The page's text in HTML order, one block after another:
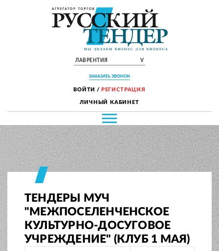
ЛАВРЕНТИЯ V
ЗАКАЗАТЬ ЗВОНОК
ВОЙТИ / РЕГИСТРАЦИЯ
ЛИЧНЫЙ КАБИНЕТ
ТЕНДЕРЫ МУЧ
"МЕЖПОСЕЛЕНЧЕНСКОЕ
КУЛЬТУРНО-ДОСУГОВОЕ
УЧРЕЖДЕНИЕ" (КЛУБ 1 МАЯ)